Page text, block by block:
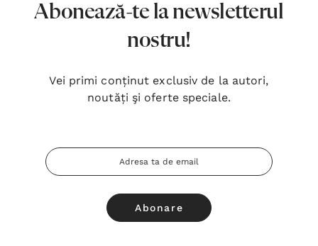
Abonează-te la newsletterul
nostru!
Vei primi conținut exclusiv de la autori,
noutăți şi oferte speciale.
Adresa
Email